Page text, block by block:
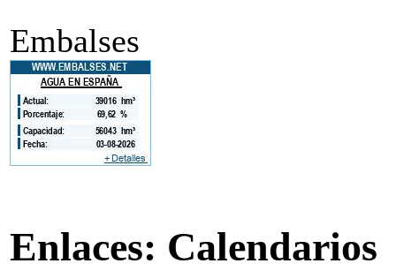
Embalses
Enlaces: Calendarios